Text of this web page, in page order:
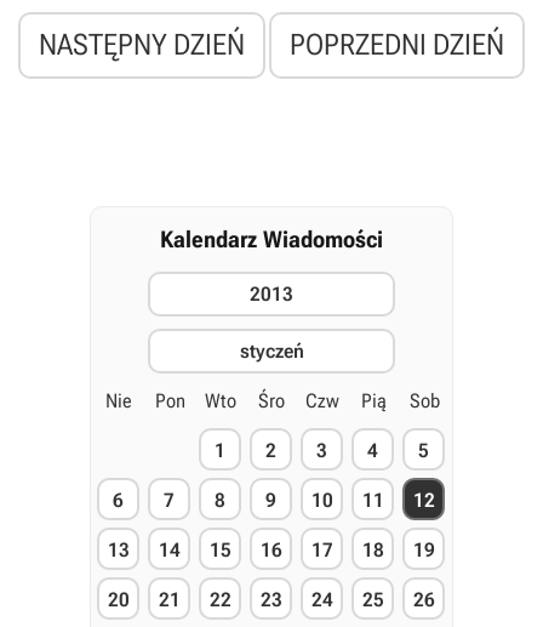
NASTĘPNY DZIEŃ POPRZEDNI DZIEŃ
Kalendarz Wiadomości
2013
styczeń
Nie Pon Wto Śro Czw Pią Sob
1 2 3 4 5
6 7 8 9 10 11 12
13 14 15 16 17 18 19
20 21 22 23 24 25 26